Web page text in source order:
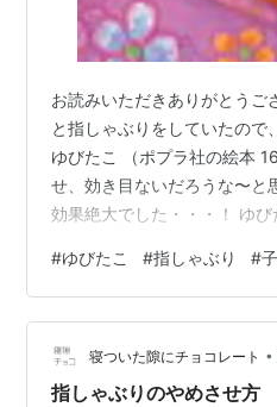
お読みいただきありがとうご
と指しゃぶりをしていたので
ゆびたこ （ポプラ社の絵本
せ、効き目ないだろうな〜と
効果絶大でした・・・！ ゆ
や！」 「あっちいけ！」 夜
ゅぱするのですが今夜はして
ゅぱを）もうやめる」 まじ
です。 この三男くん、指ちゅ
で自分の体のある部分を触る
#ゆびたこ #指しゃぶり #
寝ついた隙にチョコレート •
指しゃぶりのやめさせ方